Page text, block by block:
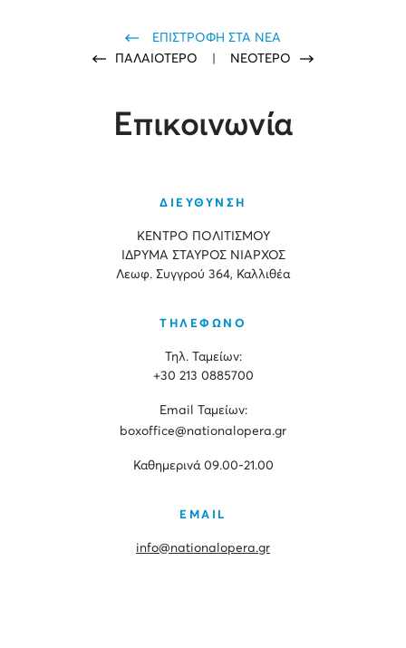
ΕΠΙΣΤΡΟΦΗ ΣΤΑ ΝΕΑ
ΠΑΛΑΙΟΤΕΡΟ
ΝΕΟΤΕΡΟ
Επικοινωνία
ΔΙΕΥΘΥΝΣΗ
ΚΕΝΤΡΟ ΠΟΛΙΤΙΣΜΟΥ
ΙΔΡΥΜΑ ΣΤΑΥΡΟΣ ΝΙΑΡΧΟΣ
Λεωφ. Συγγρού 364, Καλλιθέα
ΤΗΛΕΦΩΝΟ
Τηλ. Ταμείων:
+30 213 0885700
Εmail Ταμείων:
boxoffice@nationalopera.gr
Καθημερινά 09.00-21.00
EMAIL
info@nationalopera.gr